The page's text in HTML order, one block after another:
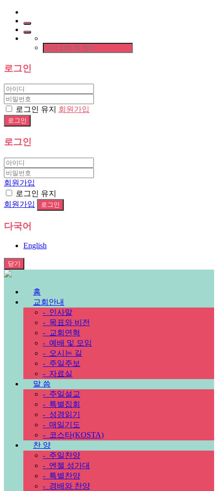
로그인
로그인 유지 회원가입
로그인
회원가입
로그인 유지
회원가입
다국어
English
닫기
홈
교회안내
- 인사말
- 목표와 비전
- 교회연혁
- 예배 및 모임
- 오시는 길
- 주일주보
- 자료실
말 씀
- 주일설교
- 특별집회
- 성경읽기
- 매일기도
- 코스타(KOSTA)
찬 양
- 주일찬양
- 엔젤 성가대
- 특별찬양
- 경배와 찬양